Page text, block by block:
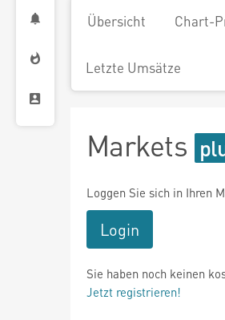
Übersicht Chart-
Letzte Umsätze
Markets
Loggen Sie sich in Ihren
Login
Sie haben noch keinen
Jetzt registrieren!